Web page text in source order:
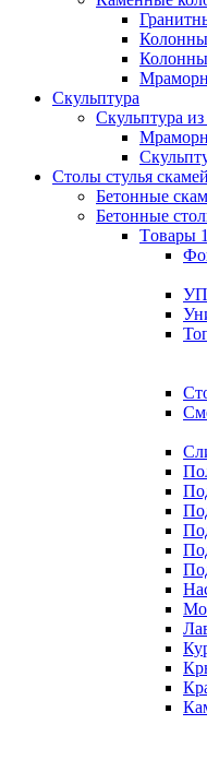
Колонны
Скульптура
Скульптура
Столы стулья
Бетонные
Бетонные
Tовары